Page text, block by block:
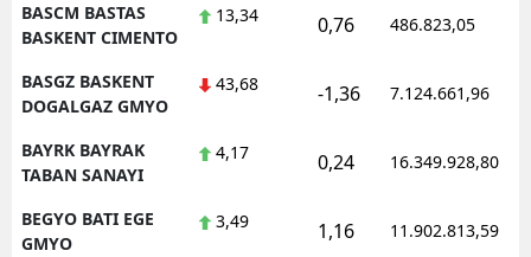
BASCM BASTAS
BASKENT CIMENTO
13,34 0,76 486.823,05
BASGZ BASKENT
DOGALGAZ GMYO
43,68 -1,36 7.124.661,96
BAYRK BAYRAK
TABAN SANAYI
4,17 0,24 16.349.928,80
BEGYO BATI EGE
GMYO
3,49 1,16 11.902.813,59